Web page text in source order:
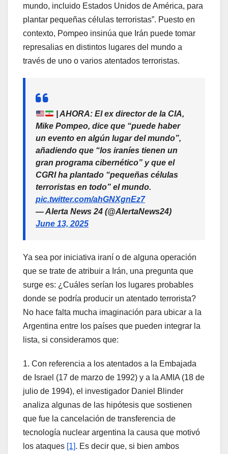
mundo, incluido Estados Unidos de América, para
plantar pequeñas células terroristas”. Puesto en
contexto, Pompeo insinúa que Irán puede tomar
represalias en distintos lugares del mundo a
través de uno o varios atentados terroristas.
| AHORA: El ex director de la CIA,
Mike Pompeo, dice que “puede haber
un evento en algún lugar del mundo”,
añadiendo que “los iraníes tienen un
gran programa cibernético” y que el
CGRI ha plantado “pequeñas células
terroristas en todo” el mundo.
pic.twitter.com/ahGNXgnEz7
— Alerta News 24 (@AlertaNews24)
June 13, 2025
Ya sea por iniciativa iraní o de alguna operación
que se trate de atribuir a Irán, una pregunta que
surge es: ¿Cuáles serían los lugares probables
donde se podría producir un atentado terrorista?
No hace falta mucha imaginación para ubicar a la
Argentina entre los países que pueden integrar la
lista, si consideramos que:
1. Con referencia a los atentados a la Embajada
de Israel (17 de marzo de 1992) y a la AMIA (18 de
julio de 1994), el investigador Daniel Blinder
analiza algunas de las hipótesis que sostienen
que fue la cancelación de transferencia de
tecnología nuclear argentina la causa que motivó
los ataques [1]. Es decir que, si bien ambos